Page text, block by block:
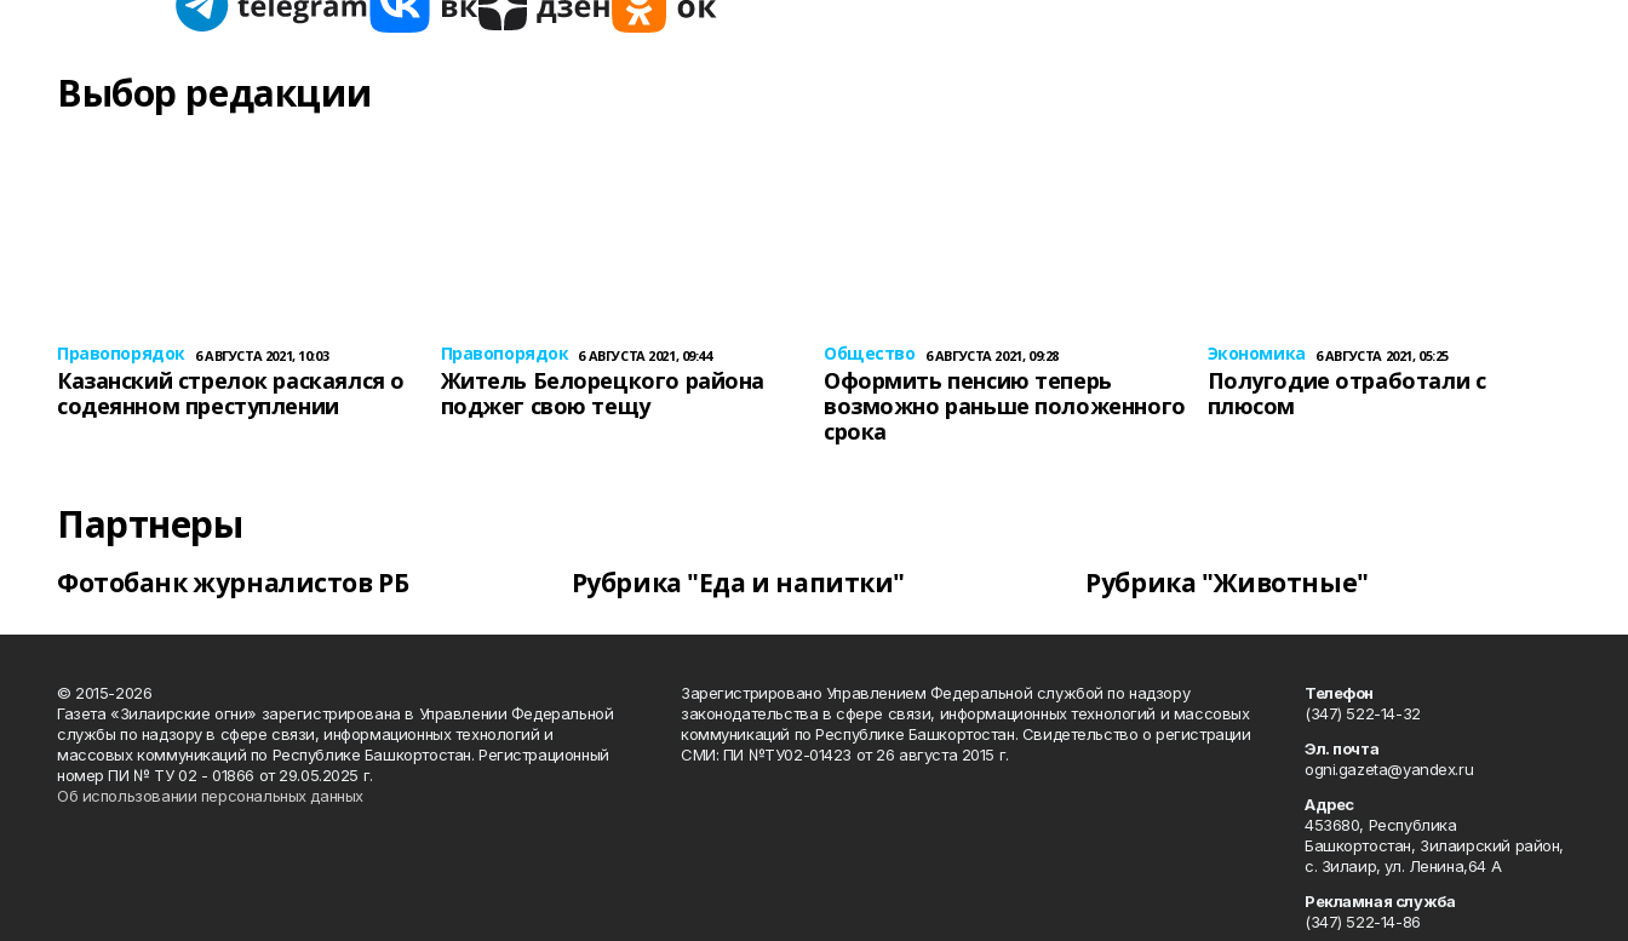
Выбор редакции
Правопорядок 6 АВГУСТА 2021, 10:03
Казанский стрелок раскаялся о
содеянном преступлении
Правопорядок 6 АВГУСТА 2021, 09:44
Житель Белорецкого района
поджег свою тещу
Общество 6 АВГУСТА 2021, 09:28
Оформить пенсию теперь
возможно раньше положенного
срока
Экономика 6 АВГУСТА 2021, 05:25
Полугодие отработали с
плюсом
Партнеры
Фотобанк журналистов РБ Рубрика "Еда и напитки" Рубрика "Животные"
© 2015-2026
Газета «Зилаирские огни» зарегистрирована в Управлении Федеральной
службы по надзору в сфере связи, информационных технологий и
массовых коммуникаций по Республике Башкортостан. Регистрационный
номер ПИ № ТУ 02 - 01866 от 29.05.2025 г.
Об использовании персональных данных
Зарегистрировано Управлением Федеральной службой по надзору
законодательства в сфере связи, информационных технологий и массовых
коммуникаций по Республике Башкортостан. Свидетельство о регистрации
СМИ: ПИ №ТУ02-01423 от 26 августа 2015 г.
Телефон
(347) 522-14-32
Эл. почта
ogni.gazeta@yandex.ru
Адрес
453680, Республика
Башкортостан, Зилаирский район,
с. Зилаир, ул. Ленина,64 А
Рекламная служба
(347) 522-14-86